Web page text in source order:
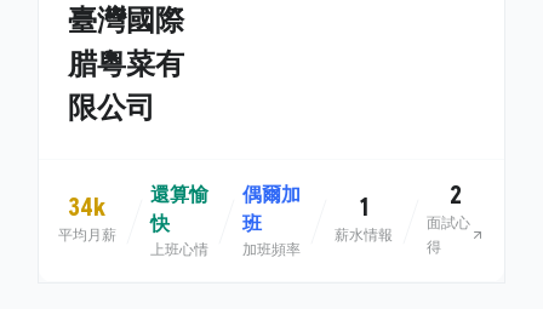
臺灣國際
腊粵菜有
限公司
34k
平均月薪
還算愉
快
上班心情
偶爾加
班
加班頻率
1
薪水情報
2
面試心
得